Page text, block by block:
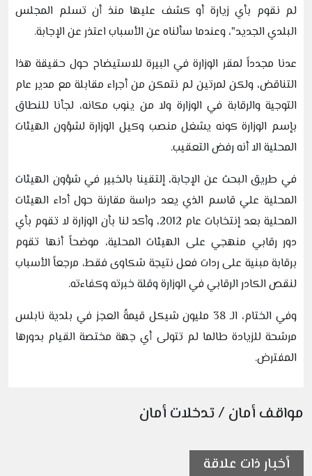
لم نقوم بأي زيارة أو كشف عليها منذ أن تسلم المجلس
البلدي الجديد"، وعندما سألناه عن الأسباب اعتذر عن الإجابة.
عدنا مجدداً لمقر الوزارة في البيرة للاستيضاح حول حقيقة هذا
التناقض، ولكن لمرتين لم نتمكن من أجراء مقابلة مع مدير عام
التوجية والرقابة في الوزارة ولا من ينوب مكانه، لجأنا للنطاق
بإسم الوزارة كونه يشغل منصب وكيل الوزارة لشؤون الهيئات
المحلية الا أنه رفض التعقيب.
في طريق البحث عن الإجابة، إلتقينا بالخبير في شؤون الهيئات
المحلية علي قاسم الذي يعد دراسة مقارنة حول أداء الهيئات
المحلية بعد إنتخابات عام 2012، وأكد لنا بأن الوزارة لا تقوم بأي
دور رقابي منهجي على الهيئات المحلية، موضحاً أنها تقوم
برقابة مبنية على ردات فعل نتيجة شكاوى فقط، مرجعاً الأسباب
لنقص الكادر الرقابي في الوزارة وقلة خبرته وكفاءته.
وفي الختام، الـ 38 مليون شيكل قيمةُ العجز في بلدية نابلس
مرشحة للزيادة طالما لم تتولى أي جهة مختصة القيام بدورها
المفترض.
مواقف أمان / تدخلات أمان
أخبار ذات علاقة